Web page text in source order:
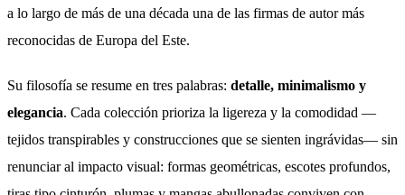
a lo largo de más de una década una de las firmas de autor más
reconocidas de Europa del Este.
Su filosofía se resume en tres palabras: detalle, minimalismo y
elegancia. Cada colección prioriza la ligereza y la comodidad —
tejidos transpirables y construcciones que se sienten ingrávidas— sin
renunciar al impacto visual: formas geométricas, escotes profundos,